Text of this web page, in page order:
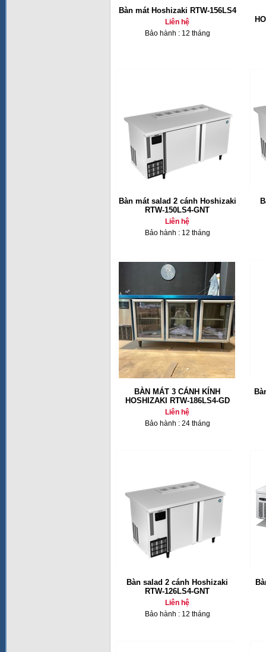
Bàn mát Hoshizaki RTW-156LS4
Liên hệ
Bảo hành : 12 tháng
Bàn mát salad 2 cánh Hoshizaki
RTW-150LS4-GNT
Liên hệ
Bảo hành : 12 tháng
BÀN MÁT 3 CÁNH KÍNH
HOSHIZAKI RTW-186LS4-GD
Liên hệ
Bảo hành : 24 tháng
Bàn salad 2 cánh Hoshizaki
RTW-126LS4-GNT
Liên hệ
Bảo hành : 12 tháng